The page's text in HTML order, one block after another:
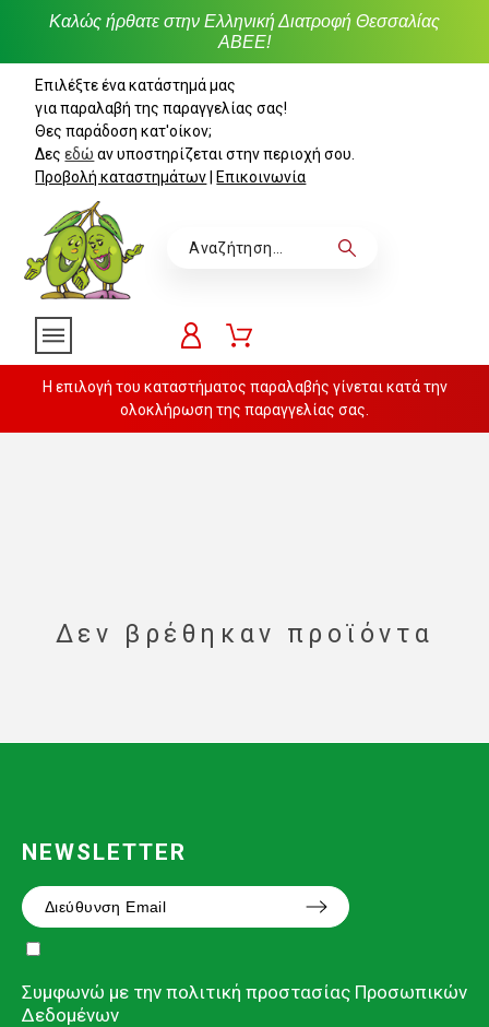
Καλώς ήρθατε στην Ελληνική Διατροφή Θεσσαλίας
ΑΒΕΕ!
Επιλέξτε ένα κατάστημά μας
για παραλαβή της παραγγελίας σας!
Θες παράδοση κατ'οίκον;
Δεςεδώ αν υποστηρίζεται στην περιοχή σου.
Προβολή καταστημάτων
Επικοινωνία
Η επιλογή του καταστήματος παραλαβής γίνεται κατά την
ολοκλήρωση της παραγγελίας σας.
Δεν βρέθηκαν προϊόντα
NEWSLETTER
Συμφωνώ με την πολιτική προστασίας Προσωπικών
Δεδομένων